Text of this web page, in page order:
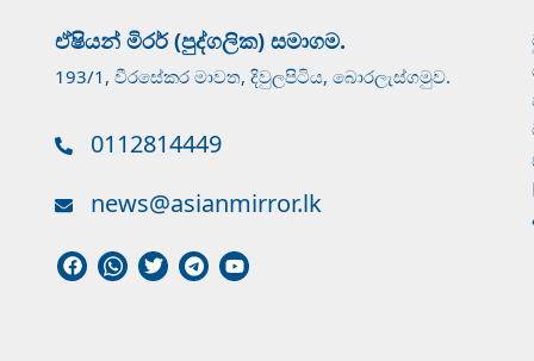
ඒෂියන් මිරර් (පුද්ගලික) සමාගම.
193/1, වීරසේකර මාවත, දිවුලපිටිය, බොරලැස්ගමුව.
0112814449
news@asianmirror.lk